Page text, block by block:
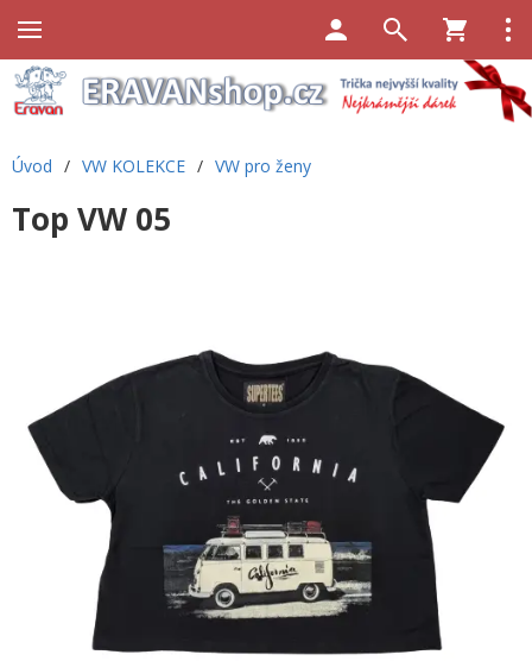
Úvod / VW KOLEKCE / VW pro ženy
Top VW 05